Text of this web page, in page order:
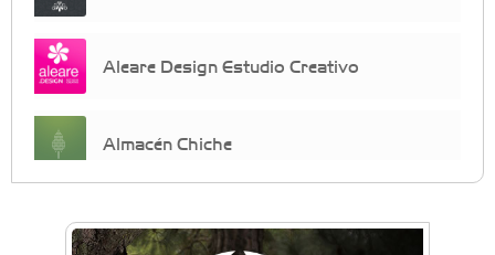
Aleare Design Estudio Creativo
Almacén Chiche
crecimiento personal